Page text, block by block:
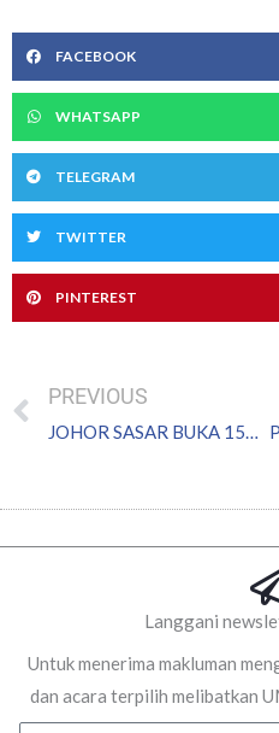
FACEBOOK
WHATSAPP
TELEGRAM
TWITTER
PINTEREST
Prev
PREVIOUS
JOHOR SASAR BUKA 150 KEDAI HARGA PATUT IMCOOP
Langgani
Untuk menerima makluman
dan acara terpilih melibatkan